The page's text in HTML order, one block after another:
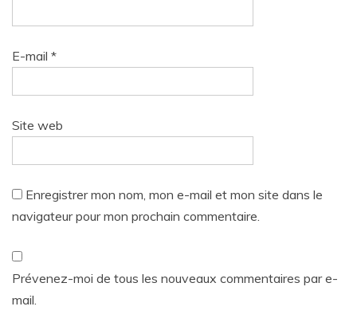
E-mail *
Site web
Enregistrer mon nom, mon e-mail et mon site dans le
navigateur pour mon prochain commentaire.
Prévenez-moi de tous les nouveaux commentaires par e-
mail.